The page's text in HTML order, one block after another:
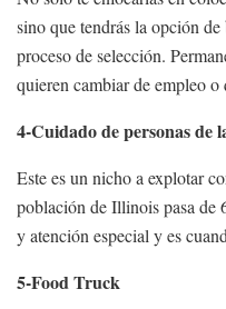
sino que tendrás la opción de
proceso de selección.
quieren cambiar de empleo o
4-Cuidado de personas de
Este es un nicho a explotar
población de Illinois pasa de
y atención especial y es
5-Food Truck